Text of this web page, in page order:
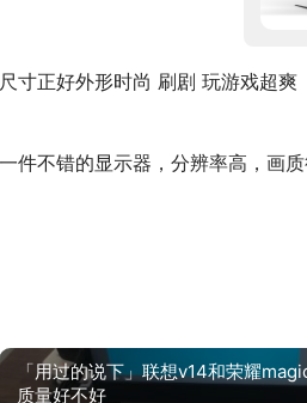
尺寸正好外形时尚 刷剧 玩游戏超爽